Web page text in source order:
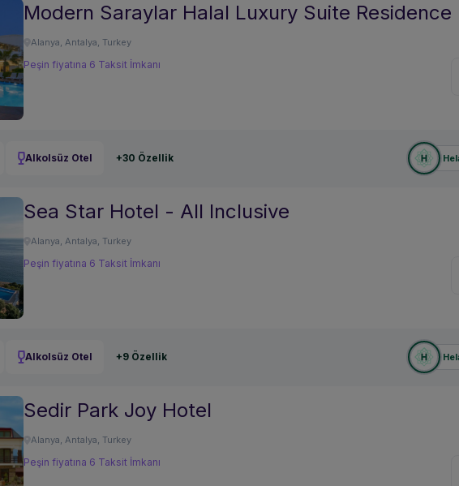
Modern Saraylar Halal Luxury Suite Residence
Alanya, Antalya, Turkey
Peşin fiyatına 6 Taksit İmkanı
Alkolsüz Otel +30 Özellik
Sea Star Hotel - All Inclusive
Alanya, Antalya, Turkey
Peşin fiyatına 6 Taksit İmkanı
Alkolsüz Otel +9 Özellik
Sedir Park Joy Hotel
Alanya, Antalya, Turkey
Peşin fiyatına 6 Taksit İmkanı